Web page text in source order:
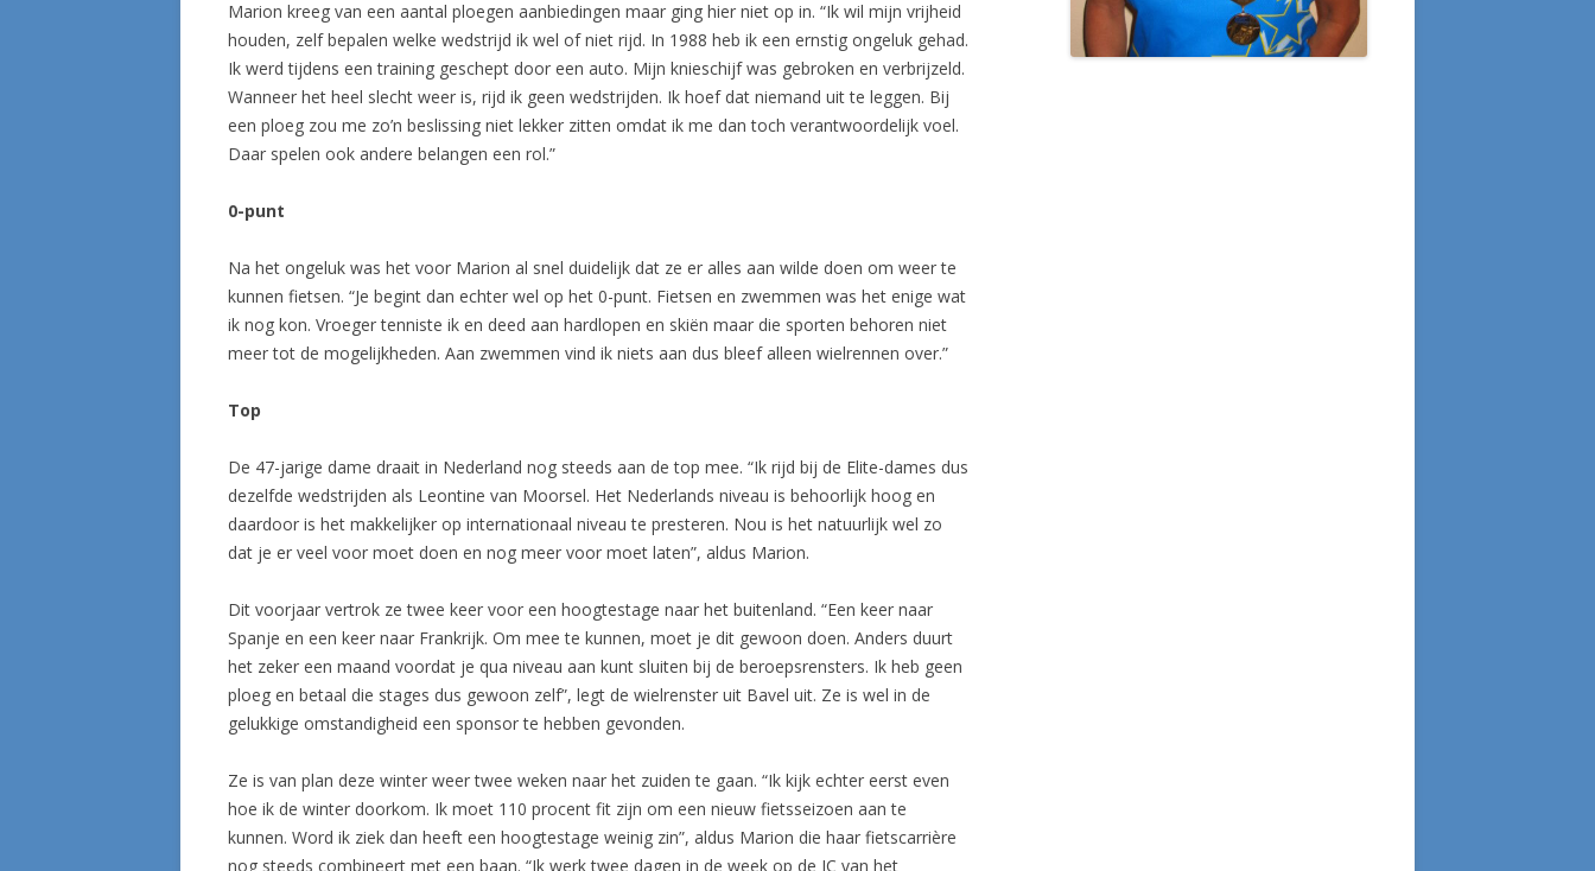
Marion kreeg van een aantal ploegen aanbiedingen maar ging hier niet op in. “Ik wil mijn vrijheid
houden, zelf bepalen welke wedstrijd ik wel of niet rijd. In 1988 heb ik een ernstig ongeluk gehad.
Ik werd tijdens een training geschept door een auto. Mijn knieschijf was gebroken en verbrijzeld.
Wanneer het heel slecht weer is, rijd ik geen wedstrijden. Ik hoef dat niemand uit te leggen. Bij
een ploeg zou me zo’n beslissing niet lekker zitten omdat ik me dan toch verantwoordelijk voel.
Daar spelen ook andere belangen een rol.”
0-punt
Na het ongeluk was het voor Marion al snel duidelijk dat ze er alles aan wilde doen om weer te
kunnen fietsen. “Je begint dan echter wel op het 0-punt. Fietsen en zwemmen was het enige wat
ik nog kon. Vroeger tenniste ik en deed aan hardlopen en skiën maar die sporten behoren niet
meer tot de mogelijkheden. Aan zwemmen vind ik niets aan dus bleef alleen wielrennen over.”
Top
De 47-jarige dame draait in Nederland nog steeds aan de top mee. “Ik rijd bij de Elite-dames dus
dezelfde wedstrijden als Leontine van Moorsel. Het Nederlands niveau is behoorlijk hoog en
daardoor is het makkelijker op internationaal niveau te presteren. Nou is het natuurlijk wel zo
dat je er veel voor moet doen en nog meer voor moet laten”, aldus Marion.
Dit voorjaar vertrok ze twee keer voor een hoogtestage naar het buitenland. “Een keer naar
Spanje en een keer naar Frankrijk. Om mee te kunnen, moet je dit gewoon doen. Anders duurt
het zeker een maand voordat je qua niveau aan kunt sluiten bij de beroepsrensters. Ik heb geen
ploeg en betaal die stages dus gewoon zelf”, legt de wielrenster uit Bavel uit. Ze is wel in de
gelukkige omstandigheid een sponsor te hebben gevonden.
Ze is van plan deze winter weer twee weken naar het zuiden te gaan. “Ik kijk echter eerst even
hoe ik de winter doorkom. Ik moet 110 procent fit zijn om een nieuw fietsseizoen aan te
kunnen. Word ik ziek dan heeft een hoogtestage weinig zin”, aldus Marion die haar fietscarrière
nog steeds combineert met een baan. “Ik werk twee dagen in de week op de IC van het